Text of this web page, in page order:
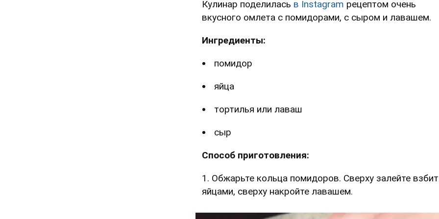
Кулинар поделилась в Instagram рецептом очень
вкусного омлета с помидорами, с сыром и лавашем.
Ингредиенты:
помидор
яйца
тортилья или лаваш
сыр
Способ приготовления:
1. Обжарьте кольца помидоров. Сверху залейте
яйцами, сверху накройте лавашем.